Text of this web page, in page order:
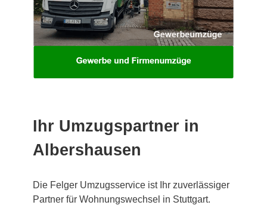
Ihr Umzugspartner in
Albershausen
Die Felger Umzugsservice ist Ihr zuverlässiger
Partner für Wohnungswechsel in Stuttgart.